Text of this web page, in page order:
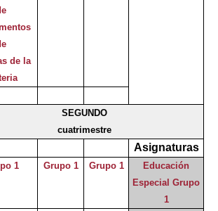
de la
SEGUNDO
cuatrimestre
Asignaturas
1 Grupo 1 Grupo 1
Educación
Especial Grupo
1